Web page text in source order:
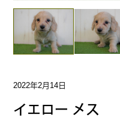
2022年2月14日
イエロー メス